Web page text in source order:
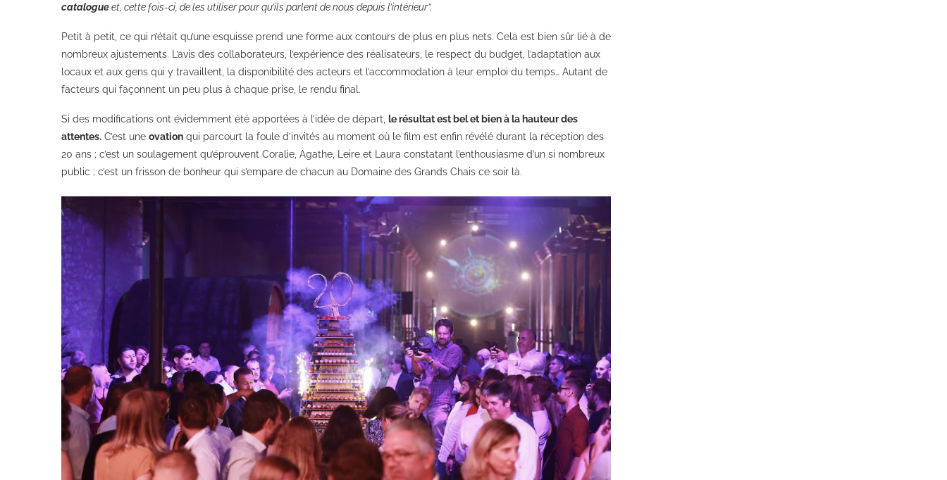
catalogueet, cette fois-ci, de les utiliser pour qu’ils parlent de nous depuis l’intérieur”.
Petit à petit, ce qui n’était qu’une esquisse prend une forme aux contours de plus en plus nets. Cela est bien sûr lié à de
nombreux ajustements. L’avis des collaborateurs, l’expérience des réalisateurs, le respect du budget, l’adaptation aux
locaux et aux gens qui y travaillent, la disponibilité des acteurs et l’accommodation à leur emploi du temps… Autant de
facteurs qui façonnent un peu plus à chaque prise, le rendu final.
Si des modifications ont évidemment été apportées à l’idée de départ, le résultat est bel et bien à la hauteur des
attentes. C’est une ovation qui parcourt la foule d’invités au moment où le film est enfin révélé durant la réception des
20 ans ; c’est un soulagement qu’éprouvent Coralie, Agathe, Leire et Laura constatant l’enthousiasme d’un si nombreux
public ; c’est un frisson de bonheur qui s’empare de chacun au Domaine des Grands Chais ce soir là.